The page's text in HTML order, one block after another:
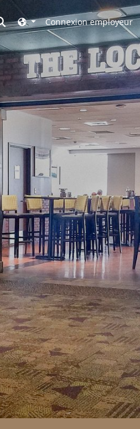
Toggle search
Connexion employeur